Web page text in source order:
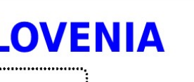
通信事業者